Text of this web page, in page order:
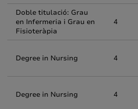
Doble titulació: Grau
en Infermeria i Grau en
Fisioteràpia
4
Degree in Nursing 4
Degree in Nursing 4